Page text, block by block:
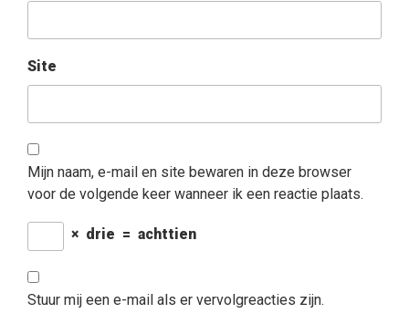
Site
Mijn naam, e-mail en site bewaren in deze browser
voor de volgende keer wanneer ik een reactie plaats.
× drie = achttien
Stuur mij een e-mail als er vervolgreacties zijn.